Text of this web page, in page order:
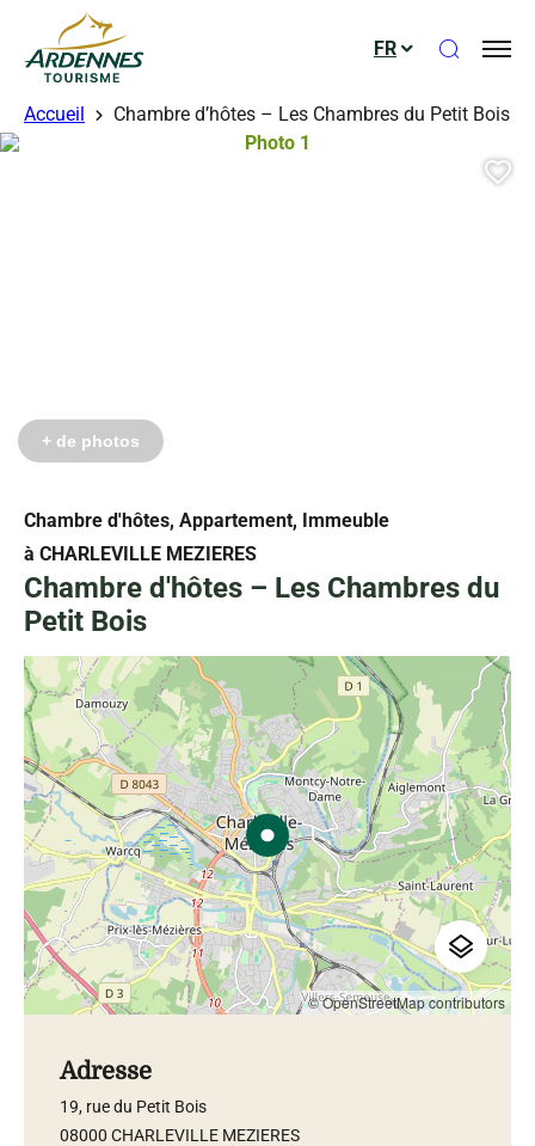
ADT des Ardennes
FR Ouvrir
Accueil Chambre d’hôtes – Les Chambres du Petit Bois
Chambre d'hôtes, Appartement, Immeuble
à CHARLEVILLE MEZIERES
Chambre d'hôtes – Les Chambres du
Petit Bois
Photo 1, © Droits gérés
+ de photos
© OpenStreetMap contributors
Adresse
19, rue du Petit Bois
08000 CHARLEVILLE MEZIERES